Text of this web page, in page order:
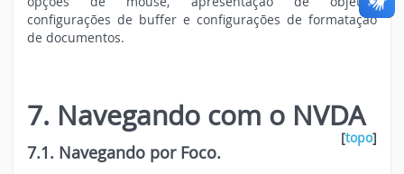
configurações de buffer e configurações de formatação
de documentos.
7. Navegando com o NVDA
[topo]
7.1. Navegando por Foco.